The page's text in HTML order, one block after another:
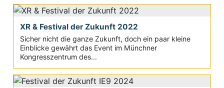
XR & Festival der Zukunft 2022
Sicher nicht die ganze Zukunft, doch ein paar kleine
Einblicke gewährt das Event im Münchner
Kongresszentrum des...